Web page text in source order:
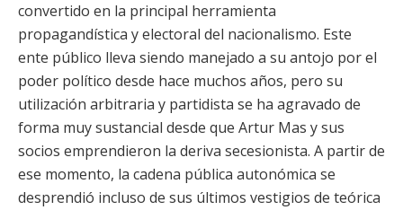
convertido en la principal herramienta
propagandística y electoral del nacionalismo. Este
ente público lleva siendo manejado a su antojo por el
poder político desde hace muchos años, pero su
utilización arbitraria y partidista se ha agravado de
forma muy sustancial desde que Artur Mas y sus
socios emprendieron la deriva secesionista. A partir de
ese momento, la cadena pública autonómica se
desprendió incluso de sus últimos vestigios de teórica